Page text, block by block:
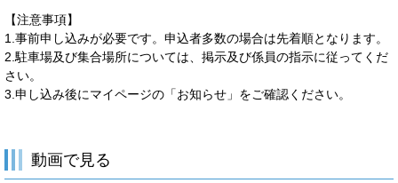
【注意事項】
1.事前申し込みが必要です。申込者多数の場合は先着順となります。
2.駐車場及び集合場所については、掲示及び係員の指示に従ってくだ
さい。
3.申し込み後にマイページの「お知らせ」をご確認ください。
動画で見る